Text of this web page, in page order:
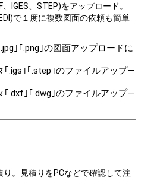
IGES、STEP)をアップロード。
で１度に複数図面の依頼も簡単
｣｢.png｣の図面アップロードに
｢.igs｣｢.step｣のファイルアップ―
｢.dxf｣｢.dwg｣のファイルアップ―
。見積りをPCなどで確認して注